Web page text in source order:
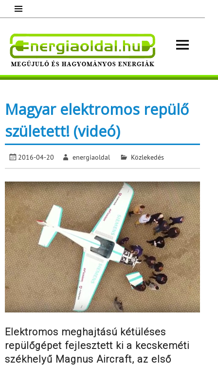
content
Megújuló és hagyományos energiák.
Magyar elektromos repülő
született! (videó)
2016-04-20 energiaoldal Közlekedés
Elektromos meghajtású kétüléses
repülőgépet fejlesztett ki a kecskeméti
székhelyű Magnus Aircraft, az első